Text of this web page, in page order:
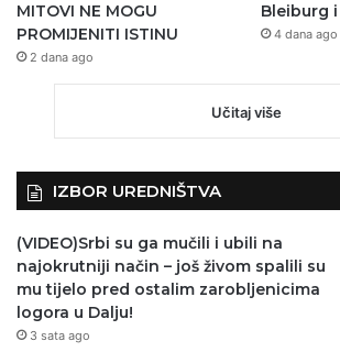
MITOVI NE MOGU
PROMIJENITI ISTINU
2 dana ago
Bleiburg
4 dana ago
Učitaj više
IZBOR UREDNIŠTVA
(VIDEO)Srbi su ga mučili i ubili na
najokrutniji način – još živom spalili su
mu tijelo pred ostalim zarobljenicima
logora u Dalju!
3 sata ago